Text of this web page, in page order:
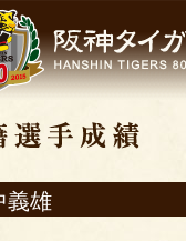
義雄